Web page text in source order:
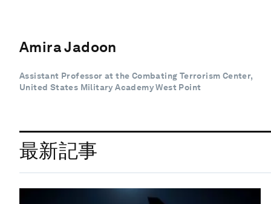
Amira Jadoon
Assistant Professor at the Combating Terrorism Center,
United States Military Academy West Point
最新記事